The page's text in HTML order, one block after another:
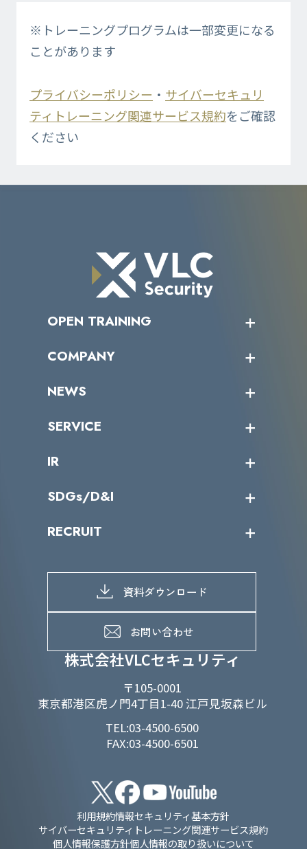
※トレーニングプログラムは一部変更になる
ことがあります
プライバシーポリシー ・ サイバーセキュリ
ティトレーニング関連サービス規約をご確認
ください
株式会社VLCセキュリティ
〒105-0001
東京都港区虎ノ門4丁目1-40 江戸見坂森ビル
TEL:03-4500-6500
FAX:03-4500-6501
OPEN TRAINING
受講者の声
COMPANY
トップメッセージ
ミッション／ビジョン
パートナー企業一覧
NEWS
サイバーニュース
SERVICE
カテゴリー別サービス一覧
IR
IRカレンダー
IRライブラリー
よくあるご質問
SDGs/D&I
当グループのマテリアリティ
SDGs推進体制
D&Iの取り組み
RECRUIT
募集職種一覧
メッセージ
メンバーインタビュー
資料ダウンロード
お問い合わせ
利用規約情報セキュリティ基本方針
サイバーセキュリティトレーニング関連サービス規約
個人情報保護方針個人情報の取り扱いについて